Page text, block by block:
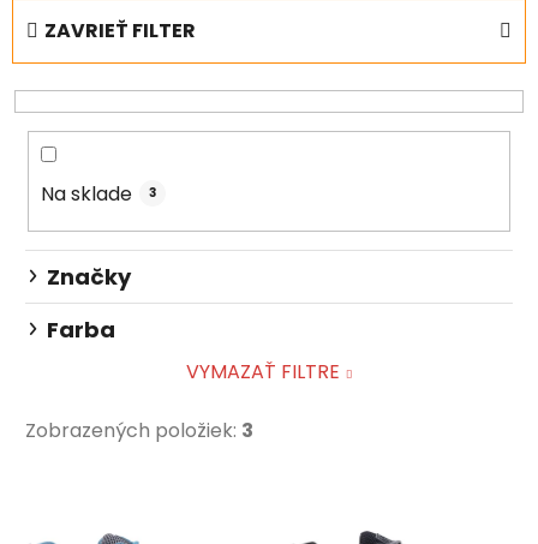
e
n
i
e
p
d
u
k
ZAVRIEŤ FILTER
Na sklade 3
Značky
Farba
VYMAZAŤ FILTRE
Zobrazených položiek: 3